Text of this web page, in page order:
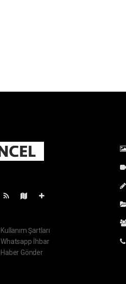
Kullanım Şartları
Whatsapp İhbar
Haber Gönder